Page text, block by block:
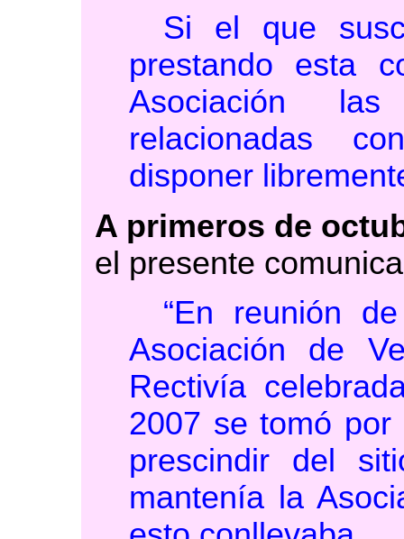
Si el que
prestando esta
Asociación las
relacionadas
disponer
A primeros de
el presente
“En reunión
Asociación de
Rectivía
2007 se tomó
prescindir del
mantenía la